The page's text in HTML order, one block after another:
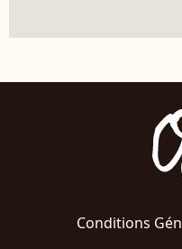
Conditions